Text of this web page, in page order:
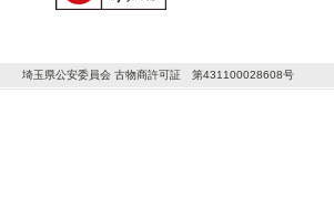
埼玉県公安委員会 古物商許可証 第431100028608号